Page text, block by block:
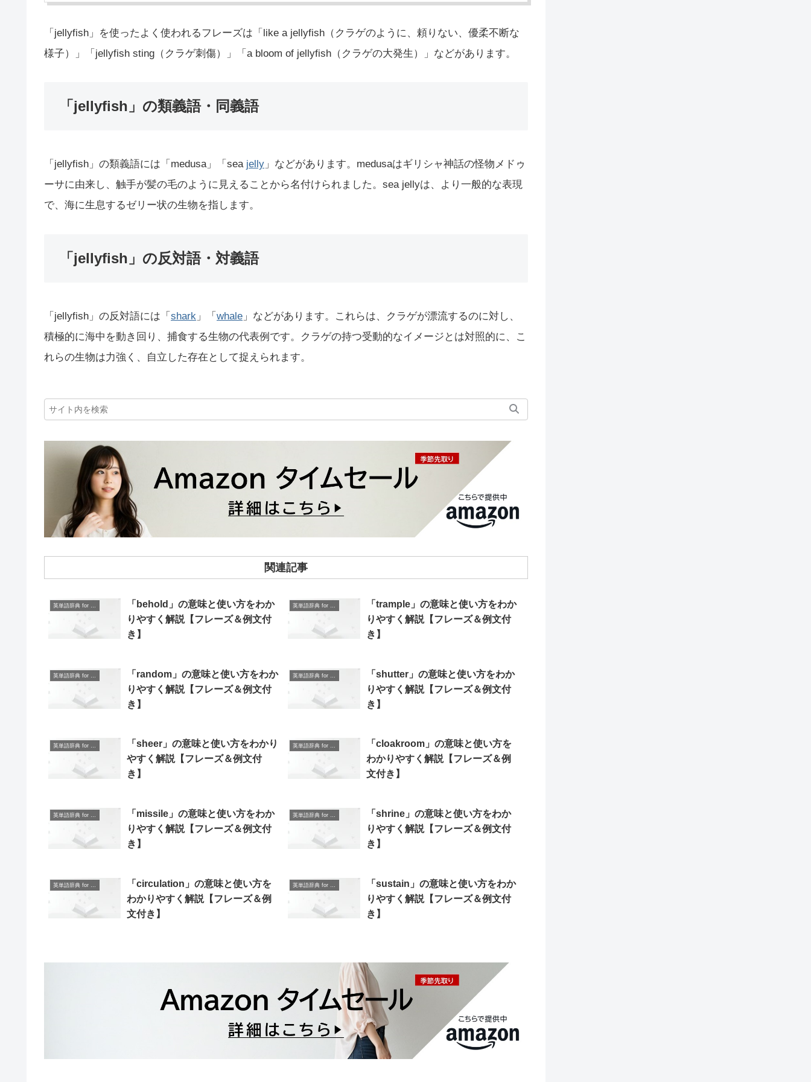
「jellyfish」を使ったよく使われるフレーズは「like a jellyfish（クラゲのように、頼りない、優柔不断な
様子）」「jellyfish sting（クラゲ刺傷）」「a bloom of jellyfish（クラゲの大発生）」などがあります。
「jellyfish」の類義語・同義語
「jellyfish」の類義語には「medusa」「sea jelly 」などがあります。medusaはギリシャ神話の怪物メドゥ
ーサに由来し、触手が髪の毛のように見えることから名付けられました。sea jellyは、より一般的な表現
で、海に生息するゼリー状の生物を指します。
「jellyfish」の反対語・対義語
「jellyfish」の反対語には「 shark 」「 whale 」などがあります。これらは、クラゲが漂流するのに対し、
積極的に海中を動き回り、捕食する生物の代表例です。クラゲの持つ受動的なイメージとは対照的に、こ
れらの生物は力強く、自立した存在として捉えられます。
関連記事
「behold」の意味と使い方をわか
りやすく解説【フレーズ＆例文付
き】
「trample」の意味と使い方をわか
りやすく解説【フレーズ＆例文付
き】
「random」の意味と使い方をわか
りやすく解説【フレーズ＆例文付
き】
「shutter」の意味と使い方をわか
りやすく解説【フレーズ＆例文付
き】
「sheer」の意味と使い方をわかり
やすく解説【フレーズ＆例文付
き】
「cloakroom」の意味と使い方を
わかりやすく解説【フレーズ＆例
文付き】
英単語辞典 for Beginners
「missile」の意味と使い方をわか
りやすく解説【フレーズ＆例文付
き】
英単語辞典 for Beginners
「shrine」の意味と使い方をわか
りやすく解説【フレーズ＆例文付
き】
英単語辞典 for Beginners
「circulation」の意味と使い方を
わかりやすく解説【フレーズ＆例
文付き】
英単語辞典 for Beginners
「sustain」の意味と使い方をわか
りやすく解説【フレーズ＆例文付
き】